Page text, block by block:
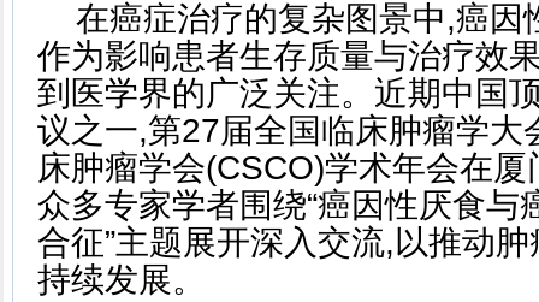
在癌症治疗的复杂图景中,癌因
作为影响患者生存质量与治疗效
到医学界的广泛关注。近期中国
议之一,第27届全国临床肿瘤学大
床肿瘤学会(CSCO)学术年会在
众多专家学者围绕“癌因性厌食与
合征”主题展开深入交流,以推动
持续发展。